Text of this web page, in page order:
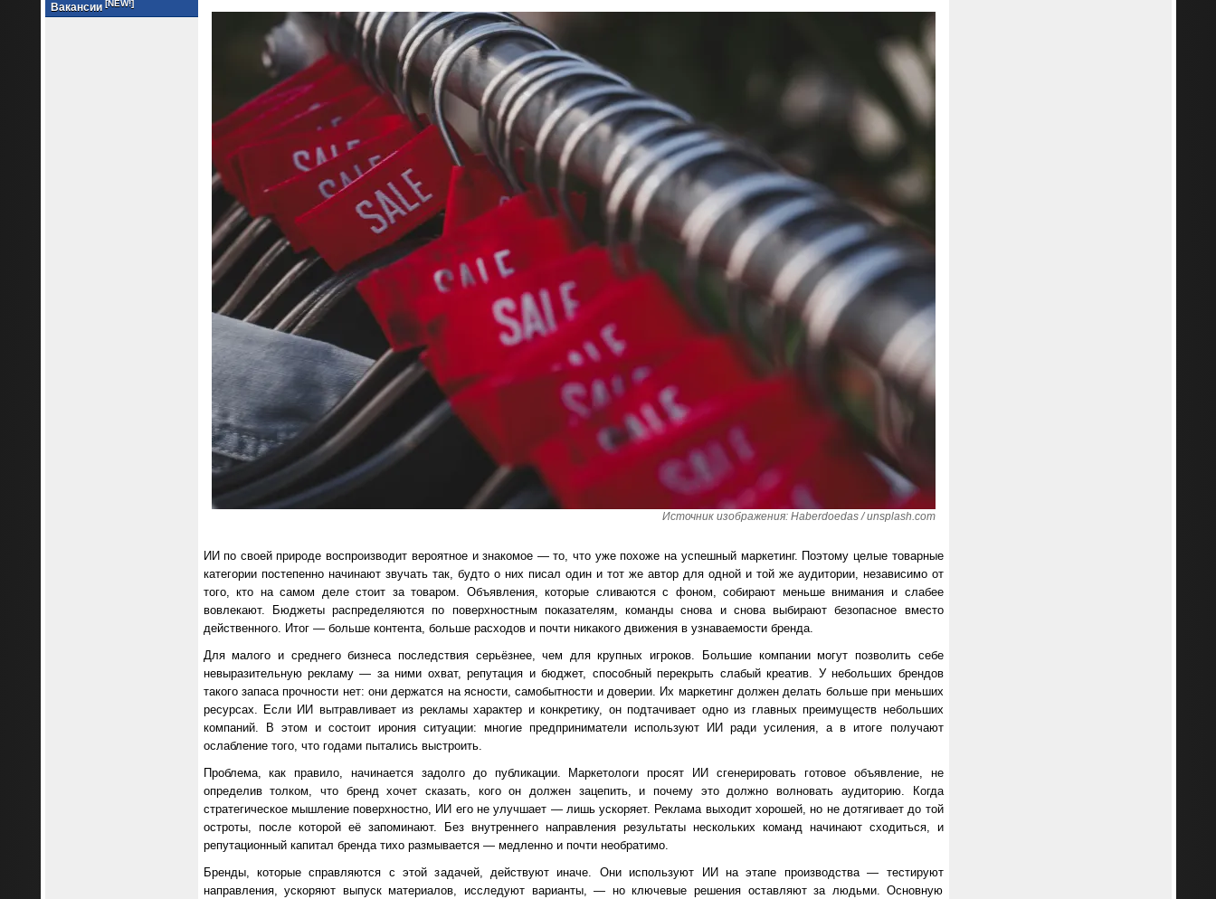
Вакансии [NEW!]
Источник изображения: Haberdoedas / unsplash.com
ИИ по своей природе воспроизводит вероятное и знакомое — то, что уже похоже на успешный маркетинг. Поэтому целые товарные
категории постепенно начинают звучать так, будто о них писал один и тот же автор для одной и той же аудитории, независимо от
того, кто на самом деле стоит за товаром. Объявления, которые сливаются с фоном, собирают меньше внимания и слабее
вовлекают. Бюджеты распределяются по поверхностным показателям, команды снова и снова выбирают безопасное вместо
действенного. Итог — больше контента, больше расходов и почти никакого движения в узнаваемости бренда.
Для малого и среднего бизнеса последствия серьёзнее, чем для крупных игроков. Большие компании могут позволить себе
невыразительную рекламу — за ними охват, репутация и бюджет, способный перекрыть слабый креатив. У небольших брендов
такого запаса прочности нет: они держатся на ясности, самобытности и доверии. Их маркетинг должен делать больше при меньших
ресурсах. Если ИИ вытравливает из рекламы характер и конкретику, он подтачивает одно из главных преимуществ небольших
компаний. В этом и состоит ирония ситуации: многие предприниматели используют ИИ ради усиления, а в итоге получают
ослабление того, что годами пытались выстроить.
Проблема, как правило, начинается задолго до публикации. Маркетологи просят ИИ сгенерировать готовое объявление, не
определив толком, что бренд хочет сказать, кого он должен зацепить, и почему это должно волновать аудиторию. Когда
стратегическое мышление поверхностно, ИИ его не улучшает — лишь ускоряет. Реклама выходит хорошей, но не дотягивает до той
остроты, после которой её запоминают. Без внутреннего направления результаты нескольких команд начинают сходиться, и
репутационный капитал бренда тихо размывается — медленно и почти необратимо.
Бренды, которые справляются с этой задачей, действуют иначе. Они используют ИИ на этапе производства — тестируют
направления, ускоряют выпуск материалов, исследуют варианты, — но ключевые решения оставляют за людьми. Основную